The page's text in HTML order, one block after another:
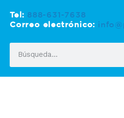
Tel: 888-631-7638
Correo electrónico: